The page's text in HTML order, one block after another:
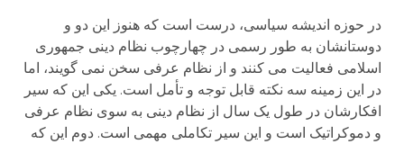
در حوزه اندیشه سیاسی، درست است که هنوز این دو و
دوستانشان به طور رسمی در چهارچوب نظام دینی جمهوری
اسلامی فعالیت می کنند و از نظام عرفی سخن نمی گویند، اما
در این زمینه سه نکته قابل توجه و تأمل است. یکی این که سیر
افکارشان در طول یک سال از نظام دینی به سوی نظام عرفی
و دموکراتیک است و این سیر تکاملی مهمی است. دوم این که